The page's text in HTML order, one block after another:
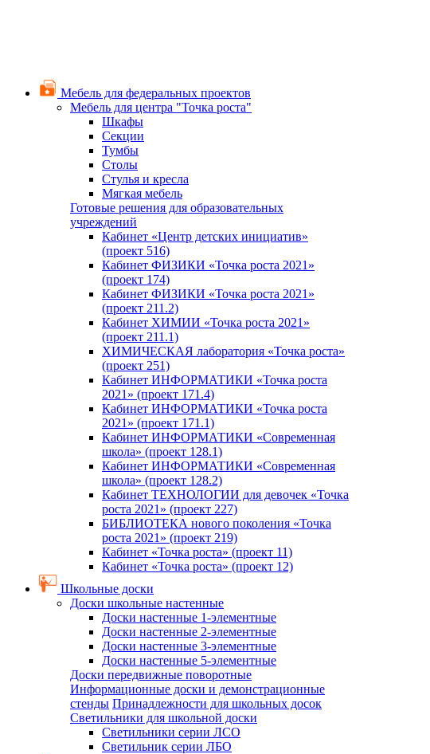
Мебель для федеральных проектов
Мебель для центра "Точка роста"
Шкафы
Секции
Тумбы
Столы
Стулья и кресла
Мягкая мебель
Готовые решения для образовательных
учреждений
Кабинет «Центр детских инициатив»
(проект 516)
Кабинет ФИЗИКИ «Точка роста 2021»
(проект 174)
Кабинет ФИЗИКИ «Точка роста 2021»
(проект 211.2)
Кабинет ХИМИИ «Точка роста 2021»
(проект 211.1)
ХИМИЧЕСКАЯ лаборатория «Точка роста»
(проект 251)
Кабинет ИНФОРМАТИКИ «Точка роста
2021» (проект 171.4)
Кабинет ИНФОРМАТИКИ «Точка роста
2021» (проект 171.1)
Кабинет ИНФОРМАТИКИ «Современная
школа» (проект 128.1)
Кабинет ИНФОРМАТИКИ «Современная
школа» (проект 128.2)
Кабинет ТЕХНОЛОГИИ для девочек «Точка
роста 2021» (проект 227)
БИБЛИОТЕКА нового поколения «Точка
роста 2021» (проект 219)
Кабинет «Точка роста» (проект 11)
Кабинет «Точка роста» (проект 12)
Школьные доски
Доски школьные настенные
Доски настенные 1-элементные
Доски настенные 2-элементные
Доски настенные 3-элементные
Доски настенные 5-элементные
Доски передвижные поворотные
Информационные доски и демонстрационные
стенды Принадлежности для школьных досок
Светильники для школьной доски
Светильники серии ЛСО
Светильник серии ЛБО